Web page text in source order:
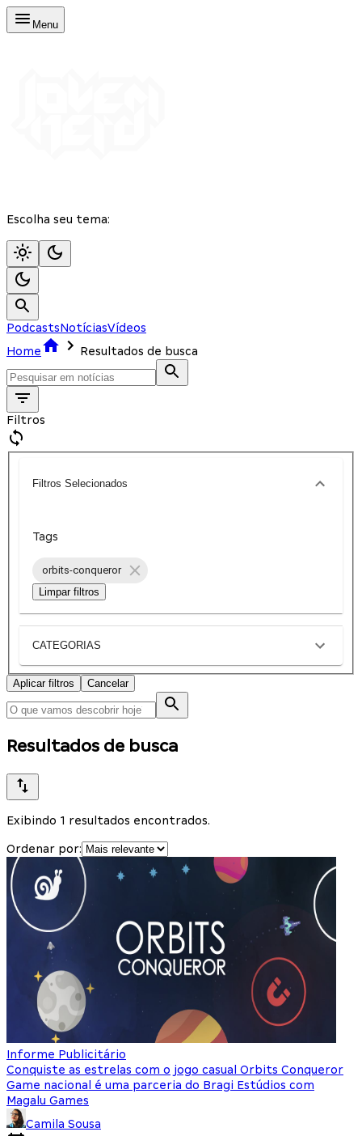
Menu
Escolha seu tema:
PodcastsNotíciasVídeos
Home
Resultados de busca
Filtros
Filtros Selecionados
Tags
orbits-conqueror
Limpar filtros
CATEGORIAS
Aplicar filtros Cancelar
Resultados de busca
Exibindo 1 resultados encontrados.
Ordenar por:
Informe Publicitário
Conquiste as estrelas com o jogo casual Orbits Conqueror
Game nacional é uma parceria do Bragi Estúdios com
Magalu Games
Camila Sousa